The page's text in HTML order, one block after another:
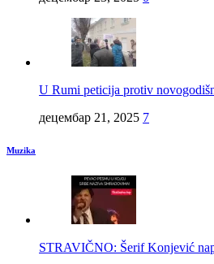
U Rumi peticija protiv
децембар 21, 2025 7
Muzika
STRAVIČNO: Šerif Konjević